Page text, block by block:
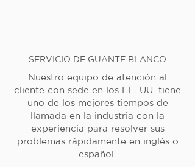
SERVICIO DE GUANTE BLANCO
Nuestro equipo de atención al
cliente con sede en los EE. UU. tiene
uno de los mejores tiempos de
llamada en la industria con la
experiencia para resolver sus
problemas rápidamente en inglés o
español.